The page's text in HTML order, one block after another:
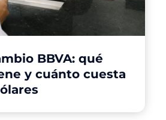
BBVA: qué
y cuánto cuesta